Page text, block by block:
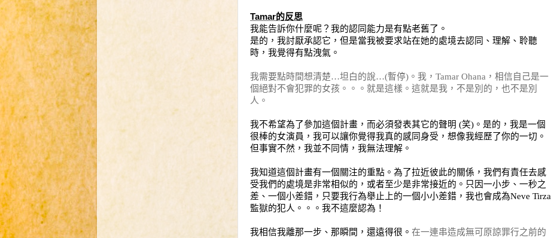
Tamar的反思
我能告訴你什麼呢？我的認同能力是有點老舊了。
是的，我討厭承認它，但是當我被要求站在她的處境去認同、理解、聆聽
時，我覺得有點洩氣。
我需要點時間想清楚…坦白的說…(暫停) 。我， Tamar Ohana ，相信自己是一
個絕對不會犯罪的女孩。。。就是這樣。這就是我，不是別的，也不是別
人。
我不希望為了參加這個計畫，而必須發表其它的聲明 (笑) 。是的，我是一個
很棒的女演員，我可以讓你覺得我真的感同身受，想像我經歷了你的一切。
但事實不然，我並不同情，我無法理解。
我知道這個計畫有一個關注的重點。為了拉近彼此的關係，我們有責任去感
受我們的處境是非常相似的，或者至少是非常接近的。只因一小步、一秒之
差、一個小差錯，只要我行為舉止上的一個小小差錯，我也會成為Neve Tirza
監獄的犯人。。。我不這麼認為！
我相信我離那一步、那瞬間，還遠得很。 在一連串造成無可原諒罪行之前的